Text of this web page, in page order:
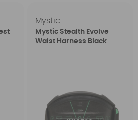
Mystic
Mystic Stealth Evolve
Waist Harness Black